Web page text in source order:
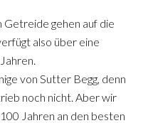
gehen auf die
also über eine
von Sutter Begg, denn
noch nicht. Aber wir
Jahren an den besten